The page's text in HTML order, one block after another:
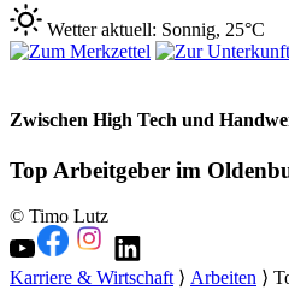
Wetter aktuell: Sonnig, 25°C
Zwischen High Tech und
Top Arbeitgeber im
© Timo Lutz
Karriere & Wirtschaft⟩ Arbeiten ⟩